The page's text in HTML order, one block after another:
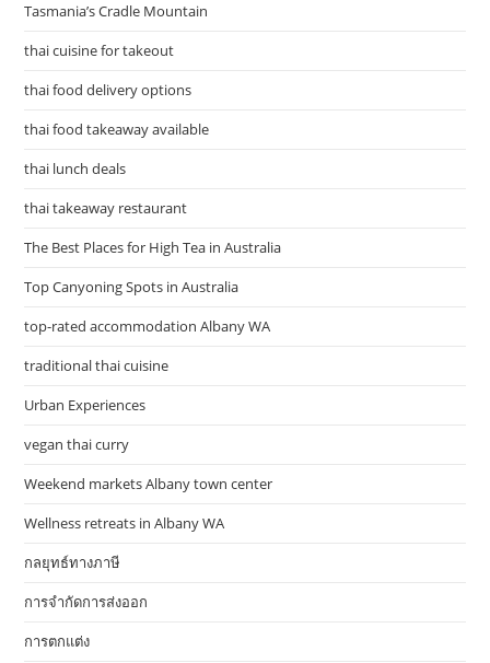
Tasmania’s Cradle Mountain
thai cuisine for takeout
thai food delivery options
thai food takeaway available
thai lunch deals
thai takeaway restaurant
The Best Places for High Tea in Australia
Top Canyoning Spots in Australia
top-rated accommodation Albany WA
traditional thai cuisine
Urban Experiences
vegan thai curry
Weekend markets Albany town center
Wellness retreats in Albany WA
กลยุทธ์ทางภาษี
การจำกัดการส่งออก
การตกแต่ง